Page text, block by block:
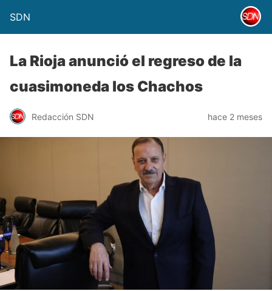
SDN
La Rioja anunció el regreso de la
cuasimoneda los Chachos
Redacción SDN hace 2 meses